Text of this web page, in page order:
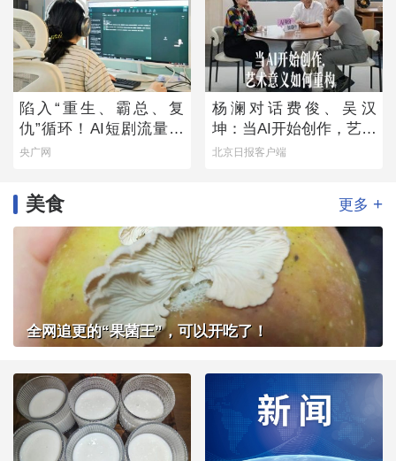
陷入“重生、霸总、复
仇”循环！AI短剧流量狂
欢背后
央广网
杨澜对话费俊、吴汉
坤：当AI开始创作，艺术
意义如何重构
北京日报客户端
美食 更多 +
全网追更的“果菌王”，可以开吃了！